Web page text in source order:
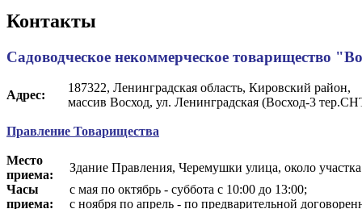
Контакты
Садоводческое некоммерческое товарищество
Адрес:
187322, Ленинградская область, Кировский район,
массив Восход, ул. Ленинградская (Восход-3
Правление Товарищества
Место
приема:
Здание Правления, Черемушки улица, около
Часы
приема:
с мая по октябрь - суббота с 10:00 до 13:00;
с ноября по апрель - по предварительной